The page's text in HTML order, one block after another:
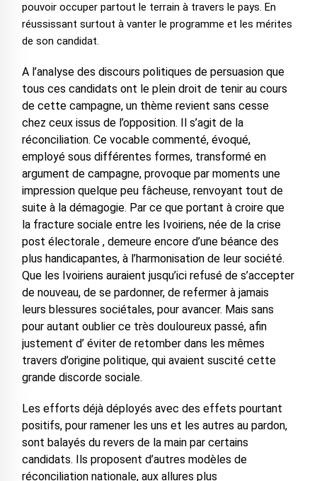
pouvoir occuper partout le terrain à travers le pays. En
réussissant surtout à vanter le programme et les mérites
de son candidat.
A l’analyse des discours politiques de persuasion que
tous ces candidats ont le plein droit de tenir au cours
de cette campagne, un thème revient sans cesse
chez ceux issus de l’opposition. Il s’agit de la
réconciliation. Ce vocable commenté, évoqué,
employé sous différentes formes, transformé en
argument de campagne, provoque par moments une
impression quelque peu fâcheuse, renvoyant tout de
suite à la démagogie. Par ce que portant à croire que
la fracture sociale entre les Ivoiriens, née de la crise
post électorale , demeure encore d’une béance des
plus handicapantes, à l’harmonisation de leur société.
Que les Ivoiriens auraient jusqu’ici refusé de s’accepter
de nouveau, de se pardonner, de refermer à jamais
leurs blessures sociétales, pour avancer. Mais sans
pour autant oublier ce très douloureux passé, afin
justement d’ éviter de retomber dans les mêmes
travers d’origine politique, qui avaient suscité cette
grande discorde sociale.
Les efforts déjà déployés avec des effets pourtant
positifs, pour ramener les uns et les autres au pardon,
sont balayés du revers de la main par certains
candidats. Ils proposent d’autres modèles de
réconciliation nationale, aux allures plus